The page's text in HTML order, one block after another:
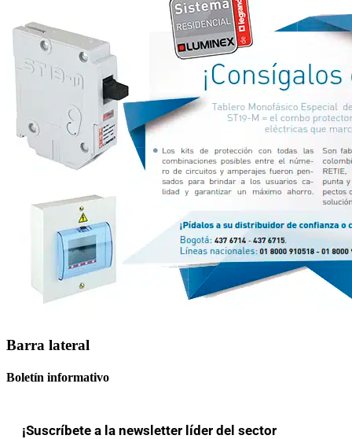
Barra lateral
Boletín informativo
¡Suscríbete a la newsletter líder del sector